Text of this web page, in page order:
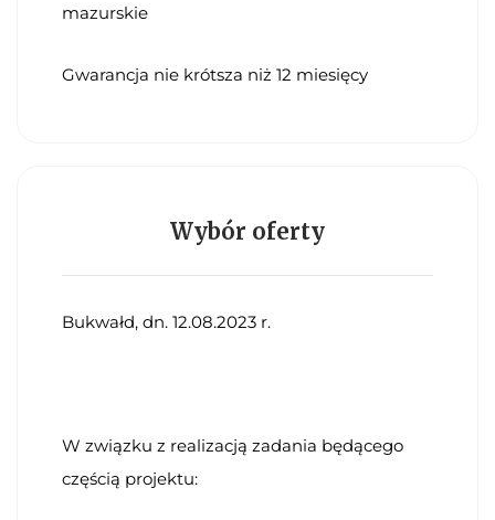
mazurskie
Gwarancja nie krótsza niż 12 miesięcy
Wybór oferty
Bukwałd, dn. 12.08.2023 r.
W związku z realizacją zadania będącego
częścią projektu: